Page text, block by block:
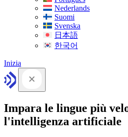
Nederlands
Suomi
Svenska
日本語
한국어
Inizia
Impara le lingue più
l'intelligenza artificiale